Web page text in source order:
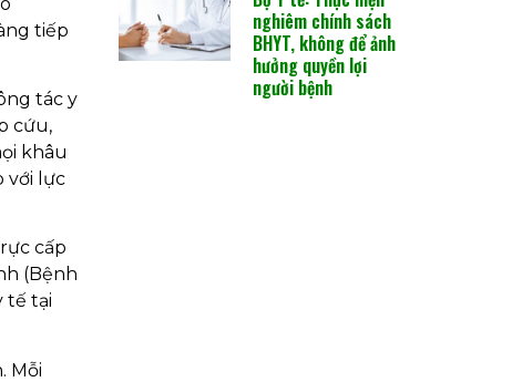
tiếp
tác y
cứu,
khâu
với lực
cấp
(Bệnh
tế tại
Mỗi
nghiêm chính sách
BHYT, không để ảnh
hưởng quyền lợi
người bệnh